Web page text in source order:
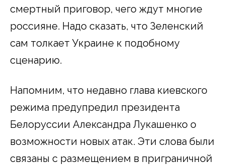
смертный приговор, чего ждут многие
россияне. Надо сказать, что Зеленский
сам толкает Украине к подобному
сценарию.
Напомним, что недавно глава киевского
режима предупредил президента
Белоруссии Александра Лукашенко о
возможности новых атак. Эти слова были
связаны с размещением в приграничной